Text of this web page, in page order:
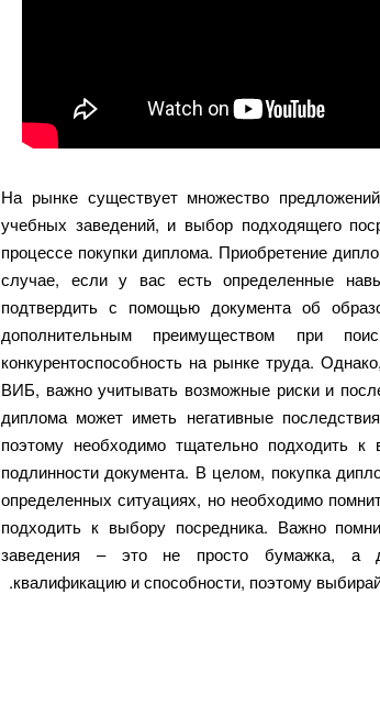
На рынке существует множество
учебных заведений, и выбор подходящего
процессе покупки диплома. Приобретение
случае, если у вас есть определенные
подтвердить с помощью документа об
дополнительным преимуществом при
конкурентоспособность на рынке труда.
ВИБ, важно учитывать возможные риски и
диплома может иметь негативные
поэтому необходимо тщательно подходить
подлинности документа. В целом, покупка
определенных ситуациях, но необходимо
подходить к выбору посредника. Важно
заведения – это не просто бумажка, а
квалификацию и способности, поэтому